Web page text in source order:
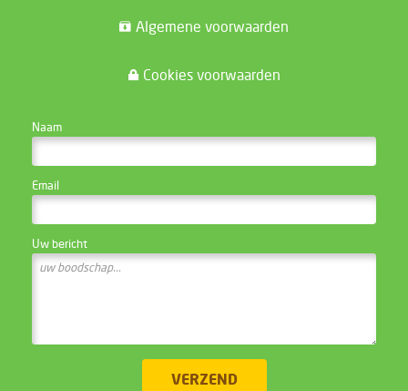
Algemene voorwaarden
Cookies voorwaarden
Naam
Email
Uw bericht
VERZEND